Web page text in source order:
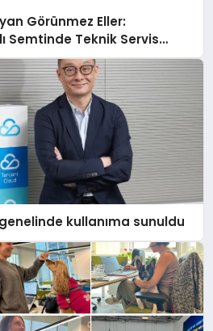
Görünmez Eller:
Semtinde Teknik Servis
kullanıma sunuldu